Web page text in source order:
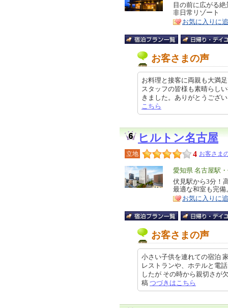
リ
ア
特
徴
目の前に広がる
非日常リゾート
お気に入りに
お客さまの声
お料理と接客に両親も大満
スタッフの皆様も素晴らし
きました。ありがとうござ
こちら
ヒルトン名古屋
立地 4 お客さま
エ
リ
ア
愛知県 名古屋駅
特
徴
伏見駅から3分！
最適な和室も完
お気に入りに
お客さまの声
小さい子供を連れての宿泊
レストランや、ホテルと電
したが その時から親切さ
稿 つづきはこちら